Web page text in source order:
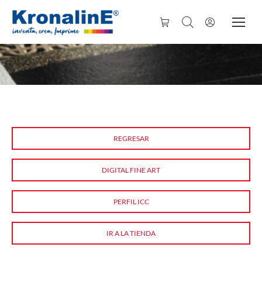
REGRESAR
DIGITAL FINE ART
PERFIL ICC
IR A LA TIENDA